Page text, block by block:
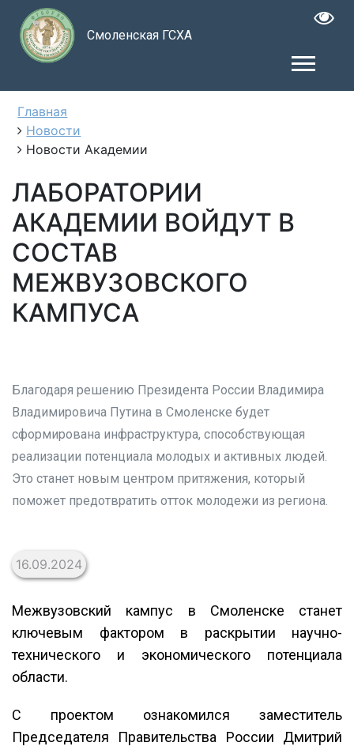
Смоленская ГСХА
Главная
Новости
Новости Академии
ЛАБОРАТОРИИ
АКАДЕМИИ ВОЙДУТ В
СОСТАВ
МЕЖВУЗОВСКОГО
КАМПУСА
Благодаря решению Президента России Владимира
Владимировича Путина в Смоленске будет
сформирована инфраструктура, способствующая
реализации потенциала молодых и активных людей.
Это станет новым центром притяжения, который
поможет предотвратить отток молодежи из региона.
16.09.2024
Межвузовский кампус в Смоленске станет
ключевым фактором в раскрытии научно-
технического и экономического потенциала
области.
С проектом ознакомился заместитель
Председателя Правительства России Дмитрий